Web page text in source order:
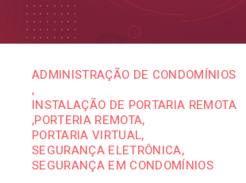
ADMINISTRAÇÃO DE CONDOMÍNIOS
,
INSTALAÇÃO DE PORTARIA REMOTA
,PORTERIA REMOTA,
PORTARIA VIRTUAL,
SEGURANÇA ELETRÔNICA,
SEGURANÇA EM CONDOMÍNIOS